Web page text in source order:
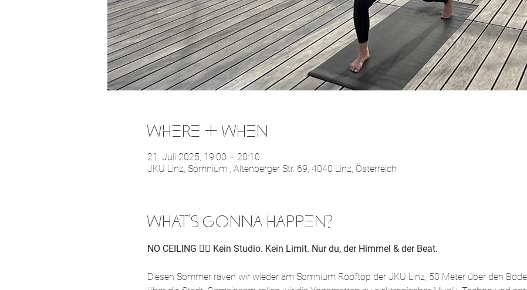
WHERE & WHEN
21. Juli 2025, 19:00 – 20:10
JKU Linz, Somnium , Altenberger Str. 69, 4040 Linz, Österreich
WHAT'S GONNA HAPPEN?
NO CEILING ❤️‍🔥 Kein Studio. Kein Limit. Nur du, der Himmel & der Beat.
Diesen Sommer raven wir wieder am Somnium Rooftop der JKU Linz, 50 Meter über den